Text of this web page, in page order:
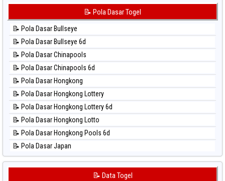
⚽ Bola Hitam Taiwan
📊 Statistik Kuda Lari
📊 Statistik Magnum Cambodia
📊 Statistik Nagoya
📊 Statistik New York Midday
📊 Statistik North Carolina Day
📊 Statistik Pcso
📊 Statistik Pennsylvania Day
📊 Statistik Sao Paulo
📊 Statistik Singapore
📊 Statistik Sydney
📊 Statistik Sydney Lottery
📝 Pola Dasar Togel
📝 Pola Dasar Bullseye
📝 Pola Dasar Bullseye 6d
📝 Pola Dasar Chinapools
📝 Pola Dasar Chinapools 6d
📝 Pola Dasar Hongkong
📝 Pola Dasar Hongkong Lottery
📝 Pola Dasar Hongkong Lottery 6d
📝 Pola Dasar Hongkong Lotto
📝 Pola Dasar Hongkong Pools 6d
📝 Pola Dasar Japan
📝 Pola Dasar Japan 6d
📝 Data Togel